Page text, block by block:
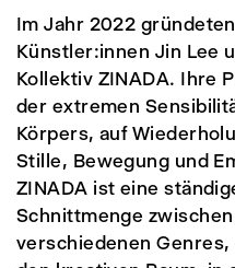
Im Jahr 2022
Künstler:innen Jin Lee
Kollektiv ZINADA. Ihre
der extremen
Körpers, auf
Stille, Bewegung und
ZINADA ist eine
Schnittmenge
verschiedenen